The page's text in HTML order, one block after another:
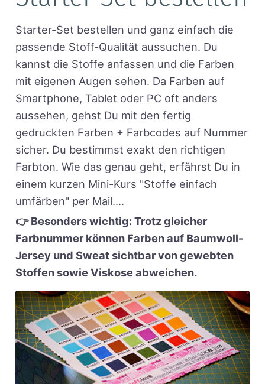
Starter-Set bestellen und ganz einfach die
passende Stoff-Qualität aussuchen. Du
kannst die Stoffe anfassen und die Farben
mit eigenen Augen sehen. Da Farben auf
Smartphone, Tablet oder PC oft anders
aussehen, gehst Du mit den fertig
gedruckten Farben + Farbcodes auf Nummer
sicher. Du bestimmst exakt den richtigen
Farbton. Wie das genau geht, erfährst Du in
einem kurzen Mini-Kurs "Stoffe einfach
umfärben" per Mail....
👉 Besonders wichtig: Trotz gleicher
Farbnummer können Farben auf Baumwoll-
Jersey und Sweat sichtbar von gewebten
Stoffen sowie Viskose abweichen.